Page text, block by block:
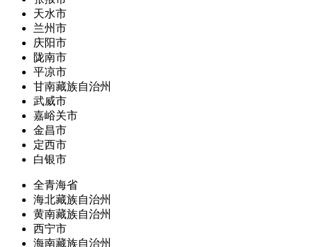
天水市
兰州市
庆阳市
陇南市
平凉市
甘南藏族自治州
武威市
嘉峪关市
金昌市
定西市
白银市
全青海省
海北藏族自治州
黄南藏族自治州
西宁市
海南藏族自治州